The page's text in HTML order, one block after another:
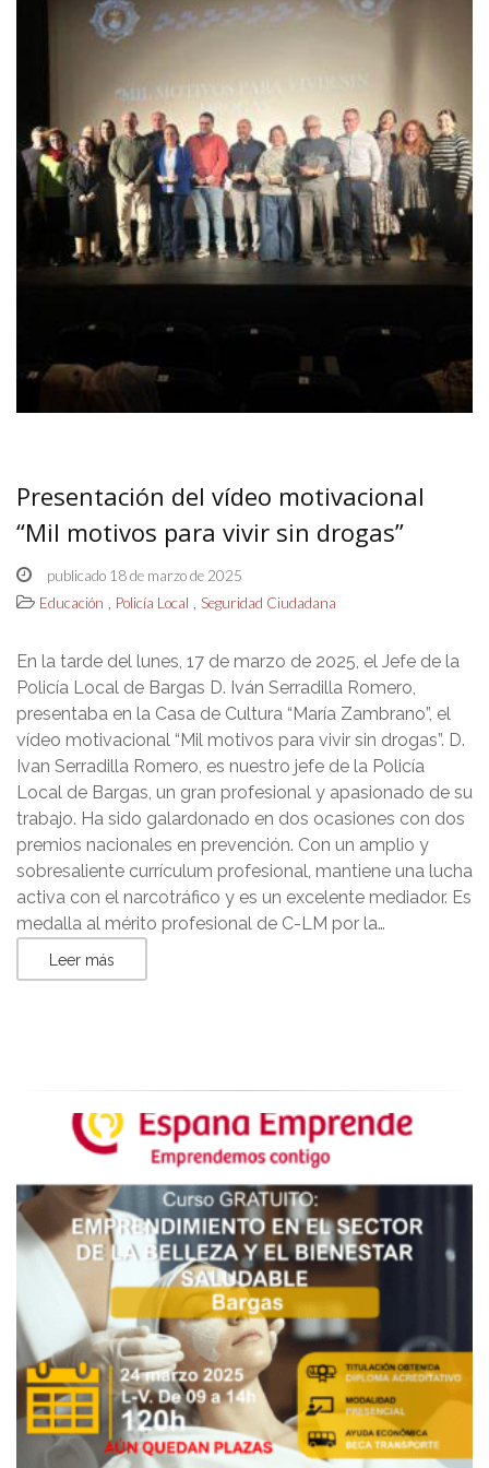
Presentación del vídeo motivacional
“Mil motivos para vivir sin drogas”
publicado 18 de marzo de 2025
Educación , Policía Local , Seguridad Ciudadana
En la tarde del lunes, 17 de marzo de 2025, el Jefe de la
Policía Local de Bargas D. Iván Serradilla Romero,
presentaba en la Casa de Cultura “María Zambrano”, el
vídeo motivacional “Mil motivos para vivir sin drogas”. D.
Ivan Serradilla Romero, es nuestro jefe de la Policía
Local de Bargas, un gran profesional y apasionado de su
trabajo. Ha sido galardonado en dos ocasiones con dos
premios nacionales en prevención. Con un amplio y
sobresaliente currículum profesional, mantiene una lucha
activa con el narcotráfico y es un excelente mediador. Es
medalla al mérito profesional de C-LM por la…
Leer más